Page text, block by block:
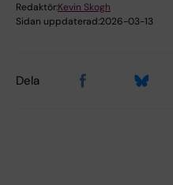
Redaktör:Kevin Skogh
Sidan uppdaterad:2026-03-13
Dela